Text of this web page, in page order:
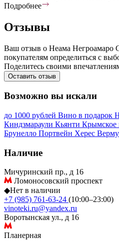
Подробнее
Отзывы
Ваш отзыв о Неама Негроамаро
покупателям определиться с
Поделитесь своими
Оставить отзыв
Возможно вы искали
до 1000 рублей Вино в подарок
Киндзмараули Кьянти Крымское
Брунелло Портвейн Херес
Наличие
Мичуринский пр., д 16
Ломоносовский проспект
◆Нет в наличии
+7 (985) 761-63-24 (10:00–23:00)
vinoteki.ru@yandex.ru
Воротынская ул., д 16
Планерная